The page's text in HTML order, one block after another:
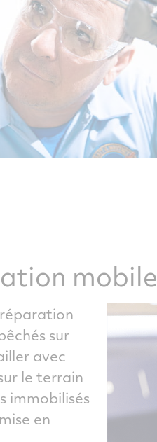
mobile
réparation
sur
avec
le terrain
immobilisés
en